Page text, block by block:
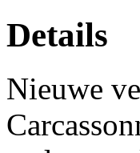
Details
Nieuwe